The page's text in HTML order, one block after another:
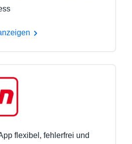
flexibel, fehlerfrei und